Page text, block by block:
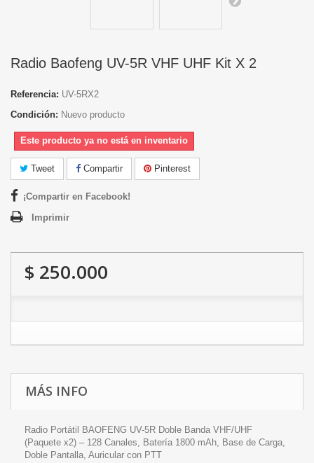
Radio Baofeng UV-5R VHF UHF Kit X 2
Referencia: UV-5RX2
Condición: Nuevo producto
Este producto ya no está en inventario
Tweet Compartir Pinterest
¡Compartir en Facebook!
Imprimir
$ 250.000
MÁS INFO
Radio Portátil BAOFENG UV-5R Doble Banda VHF/UHF
(Paquete x2) – 128 Canales, Batería 1800 mAh, Base de Carga,
Doble Pantalla, Auricular con PTT